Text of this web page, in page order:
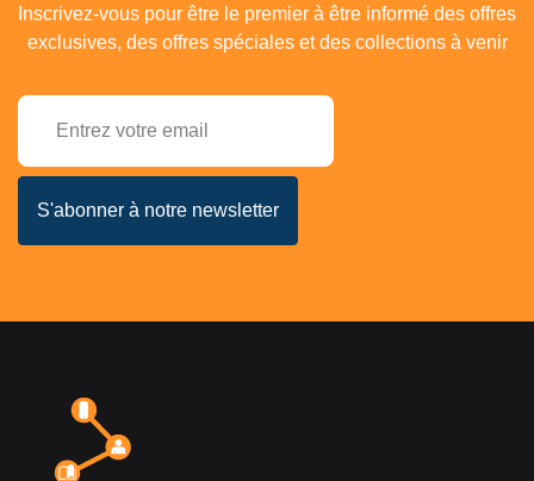
Inscrivez-vous pour être le premier à être informé des offres
exclusives, des offres spéciales et des collections à venir